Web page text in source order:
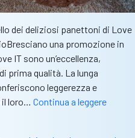
dei deliziosi panettoni di Love
una promozione in
IT sono un’eccellenza,
prima qualità. La lunga
leggerezza e
il loro… Continua a leggereNatale